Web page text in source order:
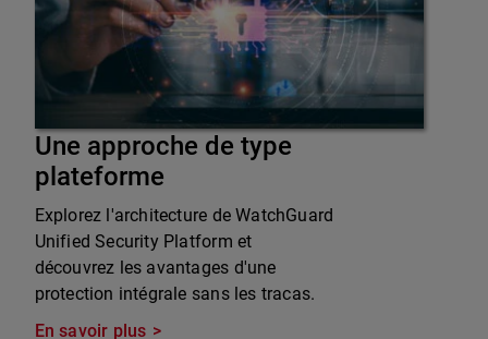
Une approche de type
plateforme
Explorez l'architecture de WatchGuard
Unified Security Platform et
découvrez les avantages d'une
protection intégrale sans les tracas.
En savoir plus